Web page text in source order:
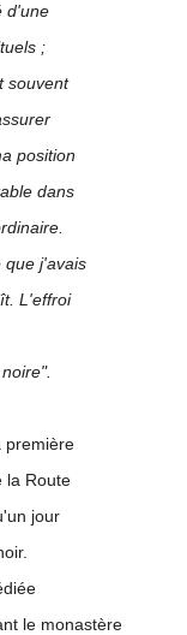
d'une
;
souvent
position
dans
que j'avais
L'effroi
première
la Route
jour
le monastère